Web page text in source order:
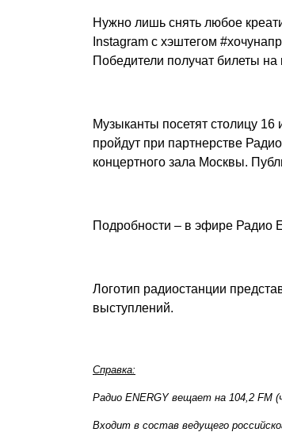
Нужно лишь снять любое
Instagram с хэштегом
Победители получат билеты
Музыканты посетят столицу
пройдут при партнерстве
концертного зала Москвы.
Подробности – в эфире Радио
Логотип радиостанции
выступлений.
Справка:
Радио ENERGY вещает на 104,2 FM
Входит в состав ведущего